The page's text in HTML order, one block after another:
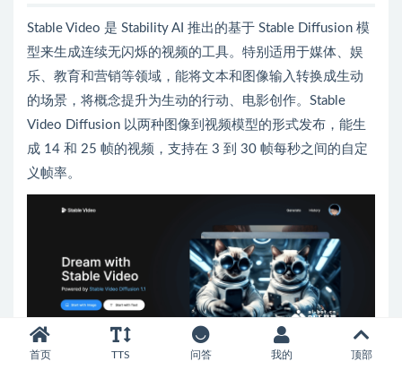
Stable Video 是 Stability AI 推出的基于 Stable Diffusion 模
型来生成连续无闪烁的视频的工具。特别适用于媒体、娱
乐、教育和营销等领域，能将文本和图像输入转换成生动
的场景，将概念提升为生动的行动、电影创作。Stable
Video Diffusion 以两种图像到视频模型的形式发布，能生
成 14 和 25 帧的视频，支持在 3 到 30 帧每秒之间的自定
义帧率。
首页 TTS 问答 我的 顶部